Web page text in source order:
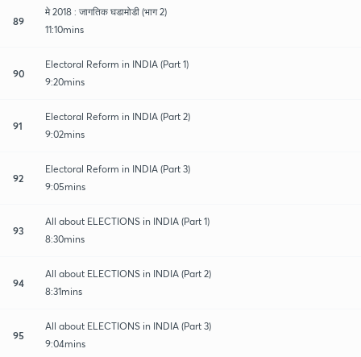
89
मे 2018 : जागतिक घडामोडी (भाग 2)
11:10mins
90
Electoral Reform in INDIA (Part 1)
9:20mins
91
Electoral Reform in INDIA (Part 2)
9:02mins
92
Electoral Reform in INDIA (Part 3)
9:05mins
93
All about ELECTIONS in INDIA (Part 1)
8:30mins
94
All about ELECTIONS in INDIA (Part 2)
8:31mins
95
All about ELECTIONS in INDIA (Part 3)
9:04mins